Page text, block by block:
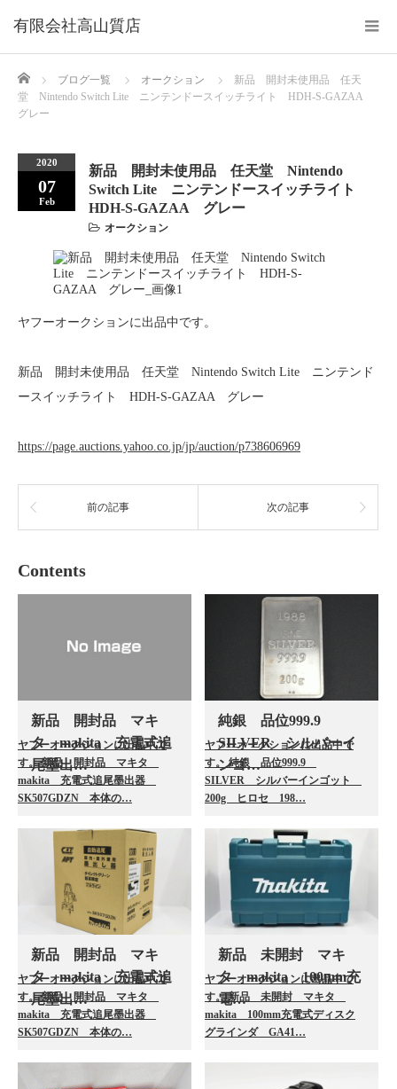
Home ブログ一覧 オークション
新品 開封未使用品 任天
堂 Nintendo Switch Lite ニンテンドースイッチライト HDH-S-GAZAA
グレー
2020
07
Feb
新品 開封未使用品 任天堂 Nintendo
Switch Lite ニンテンドースイッチライト
HDH-S-GAZAA グレー
オークション
ヤフーオークションに出品中です。
新品 開封未使用品 任天堂 Nintendo Switch Lite ニンテンド
ースイッチライト HDH-S-GAZAA グレー
https://page.auctions.yahoo.co.jp/jp/auction/p738606969
前の記事 次の記事
Contents
新品 開封品 マキ
タ makita 充電式追
尾墨出…
ヤフーオークションに出品中で
す。 新品 開封品 マキタ
makita 充電式追尾墨出器
SK507GDZN 本体の…
純銀 品位999.9
SILVER シルバーイ
ンゴ…
ヤフーオークションに出品中で
す。 純銀 品位999.9
SILVER シルバーインゴット
200g ヒロセ 198…
新品 開封品 マキ
タ makita 充電式追
尾墨出…
ヤフーオークションに出品中で
す。 新品 開封品 マキタ
makita 充電式追尾墨出器
SK507GDZN 本体の…
新品 未開封 マキ
タ makita 100mm充
電…
ヤフーオークションに出品中で
す。 新品 未開封 マキタ
makita 100mm充電式ディスク
グラインダ GA41…